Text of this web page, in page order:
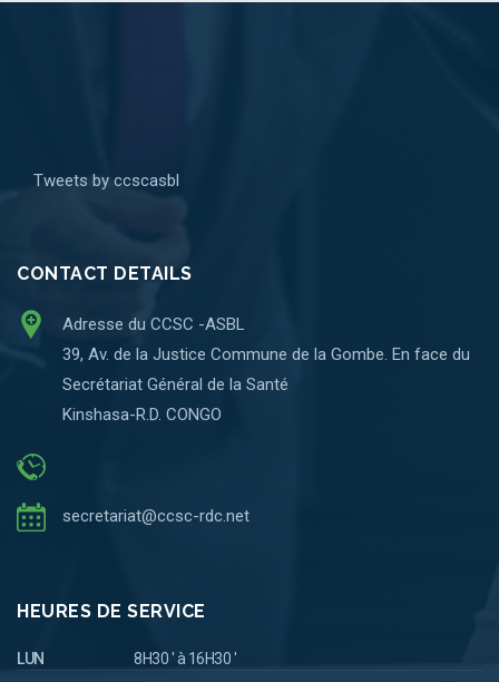
Tweets by ccscasbl
CONTACT DETAILS
Adresse du CCSC -ASBL
39, Av. de la Justice Commune de la Gombe. En face du
Secrétariat Général de la Santé
Kinshasa-R.D. CONGO
secretariat@ccsc-rdc.net
HEURES DE SERVICE
LUN 8H30 ' à 16H30 '